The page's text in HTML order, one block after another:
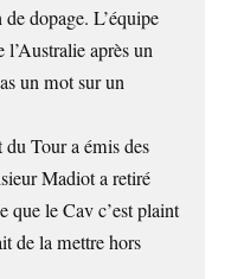
dopage. L’équipe
après un
un mot sur un
du Tour a émis des
Madiot a retiré
que le Cav c’est plaint
de la mettre hors